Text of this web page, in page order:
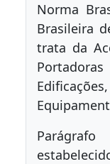
Norma
Brasileira
trata da